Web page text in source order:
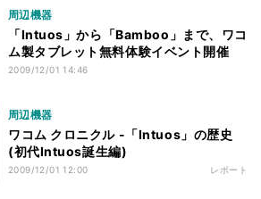
周辺機器
「Intuos」から「Bamboo」まで、ワコ
ム製タブレット無料体験イベント開催
2009/12/01 14:46
周辺機器
ワコム クロニクル -「Intuos」の歴史
(初代Intuos誕生編)
2009/12/01 12:00 レポート